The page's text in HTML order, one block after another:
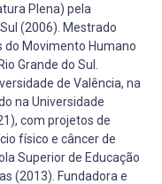
Plena) pela
(2006). Mestrado
do Movimento Humano
Grande do Sul.
de Valência, na
na Universidade
com projetos de
físico e câncer de
Superior de Educação
(2013). Fundadora e